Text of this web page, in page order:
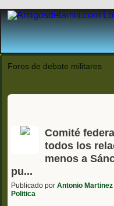
Foros de debate militares
Comité
todos los
menos a
pu...
Publicado por Antonio Martinez
Politica